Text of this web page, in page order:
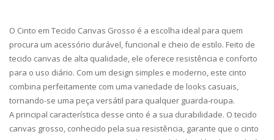
O Cinto em Tecido Canvas Grosso é a escolha ideal para quem
procura um acessório durável, funcional e cheio de estilo. Feito de
tecido canvas de alta qualidade, ele oferece resistência e conforto
para o uso diário. Com um design simples e moderno, este cinto
combina perfeitamente com uma variedade de looks casuais,
tornando-se uma peça versátil para qualquer guarda-roupa.
A principal característica desse cinto é a sua durabilidade. O tecido
canvas grosso, conhecido pela sua resistência, garante que o cinto